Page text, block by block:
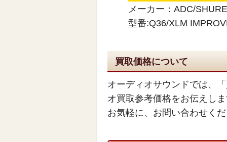
メーカー：ADC/
型番:Q36/XLM
買取価格について
オーディオサウンドでは、
オ買取参考価格をお伝えしま
お気軽に、お問い合わせくだ